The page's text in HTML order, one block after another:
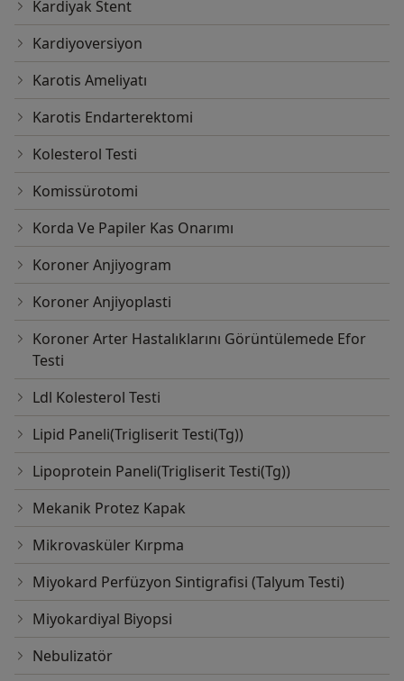
Kardiyak Stent
Kardiyoversiyon
Karotis Ameliyatı
Karotis Endarterektomi
Kolesterol Testi
Komissürotomi
Korda Ve Papiler Kas Onarımı
Koroner Anjiyogram
Koroner Anjiyoplasti
Koroner Arter Hastalıklarını Görüntülemede Efor
Testi
Ldl Kolesterol Testi
Lipid Paneli(Trigliserit Testi(Tg))
Lipoprotein Paneli(Trigliserit Testi(Tg))
Mekanik Protez Kapak
Mikrovasküler Kırpma
Miyokard Perfüzyon Sintigrafisi (Talyum Testi)
Miyokardiyal Biyopsi
Nebulizatör